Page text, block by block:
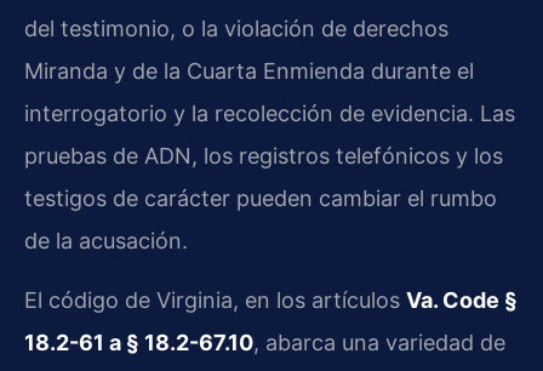
del testimonio, o la violación de derechos
Miranda y de la Cuarta Enmienda durante el
interrogatorio y la recolección de evidencia. Las
pruebas de ADN, los registros telefónicos y los
testigos de carácter pueden cambiar el rumbo
de la acusación.
El código de Virginia, en los artículos Va. Code §
18.2-61 a § 18.2-67.10, abarca una variedad de